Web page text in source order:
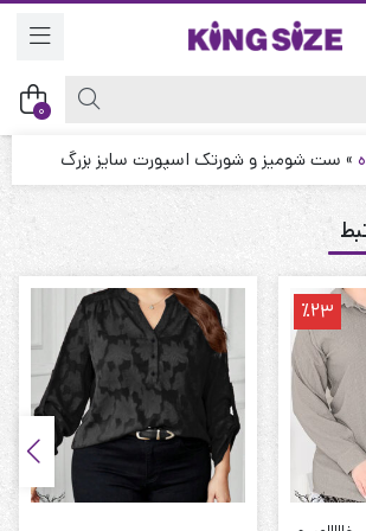
0
» ست شومیز و شورتک اسپورت سایز بزرگ
٪23